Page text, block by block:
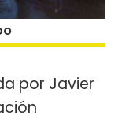
por Javier